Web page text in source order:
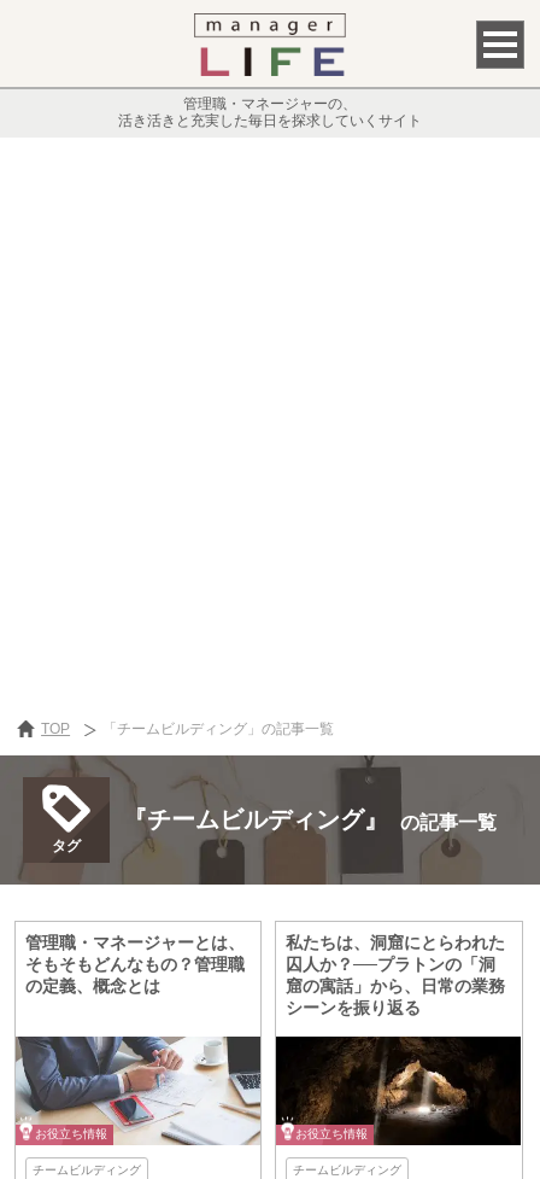
管理職・マネージャーの、
活き活きと充実した毎日を探求していくサイト
TOP 「チームビルディング」の記事一覧
『チームビルディング』 の記事一覧
管理職・マネージャーとは、
そもそもどんなもの？管理職
の定義、概念とは
お役立ち情報
チームビルディング
私たちは、洞窟にとらわれた
囚人か？──プラトンの「洞
窟の寓話」から、日常の業務
シーンを振り返る
お役立ち情報
チームビルディング